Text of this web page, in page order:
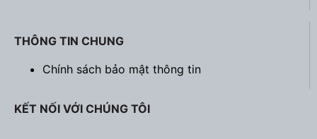
THÔNG TIN CHUNG
Chính sách bảo mật thông tin
KẾT NỐI VỚI CHÚNG TÔI